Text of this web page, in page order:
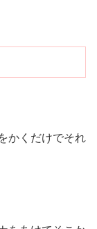
かくだけでそれ